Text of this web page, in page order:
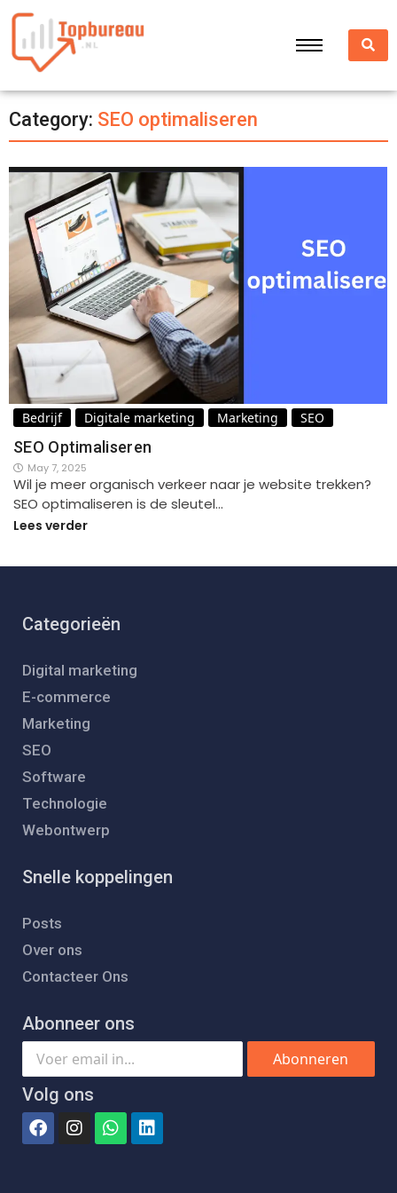
Category: SEO optimaliseren
Bedrijf Digitale marketing Marketing SEO
SEO Optimaliseren
May 7, 2025
Wil je meer organisch verkeer naar je website trekken?
SEO optimaliseren is de sleutel…
Lees verder
Categorieën
Digital marketing
E-commerce
Marketing
SEO
Software
Technologie
Webontwerp
Snelle koppelingen
Posts
Over ons
Contacteer Ons
Abonneer ons
Abonneren
Volg ons